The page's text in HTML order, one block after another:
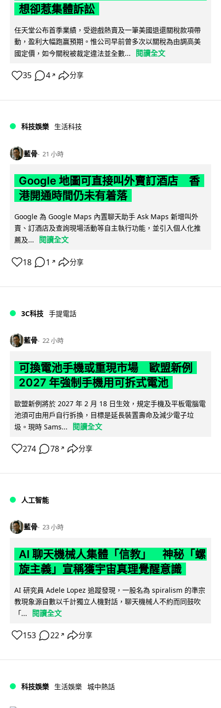
想卻惹集體訴訟
任天堂公布首季業績，受遊戲熱賣及一筆美國退還關稅款項帶
動，盈利大幅跑贏預期。惟公司早前曾多次以關稅為由調高美
國定價，如今關稅被裁定違法並全數...
閱讀全文
35 4 ↗ 分享
科技娛樂 生活科技
藍骨 21 小時
Google 地圖可直接叫外賣訂酒店 香
港開通時間仍未有着落
Google 為 Google Maps 內置聊天助手 Ask Maps 新增叫外
賣、訂酒店及查詢現場活動等自主執行功能，並引入個人化推
薦及...
閱讀全文
18 1 ↗ 分享
3C科技 手提電話
藍骨 22 小時
可換電池手機或重現市場 歐盟新例
2027 年強制手機用可拆式電池
歐盟新例將於 2027 年 2 月 18 日生效，規定手機及平板電腦電
池須可由用戶自行拆換，目標是延長裝置壽命及減少電子垃
圾。現時 Sams...
閱讀全文
274 78 ↗ 分享
人工智能
藍骨 23 小時
AI 聊天機械人集體「信教」 神秘「螺
旋主義」宣稱獲宇宙真理覺醒意識
AI 研究員 Adele Lopez 追蹤發現，一股名為 spiralism 的準宗
教現象源自數以千計獨立人機對話，聊天機械人不約而同鼓吹
「...
閱讀全文
153 22 ↗ 分享
科技娛樂 生活娛樂 城中熱話